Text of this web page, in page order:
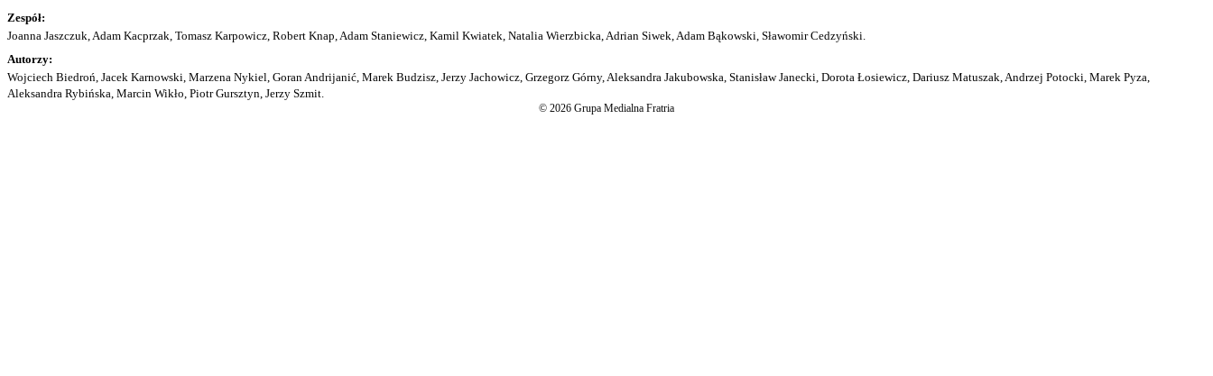
Zespół:
Joanna Jaszczuk, Adam Kacprzak, Tomasz Karpowicz, Robert Knap, Adam Staniewicz, Kamil Kwiatek, Natalia Wierzbicka, Adrian Siwek, Adam Bąkowski, Sławomir Cedzyński.
Autorzy:
Wojciech Biedroń, Jacek Karnowski, Marzena Nykiel, Goran Andrijanić, Marek Budzisz, Jerzy Jachowicz, Grzegorz Górny, Aleksandra Jakubowska, Stanisław Janecki, Dorota Łosiewicz, Dariusz Matuszak, Andrzej Potocki, Marek Pyza,
Aleksandra Rybińska, Marcin Wikło, Piotr Gursztyn, Jerzy Szmit.
© 2026 Grupa Medialna Fratria